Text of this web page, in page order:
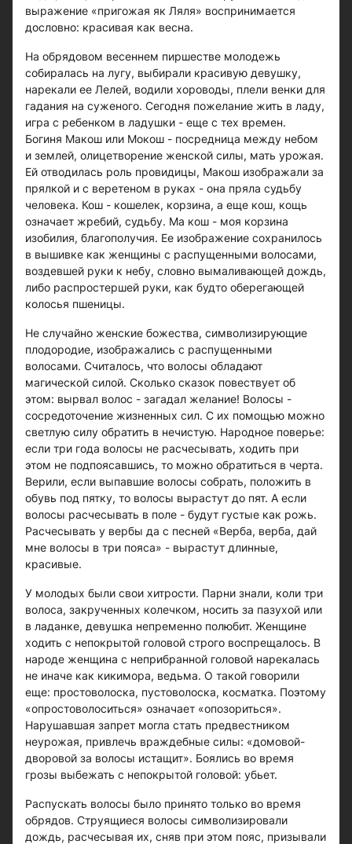
выражение «пригожая як Ляля» воспринимается
дословно: красивая как весна.
На обрядовом весеннем пиршестве молодежь
собиралась на лугу, выбирали красивую девушку,
нарекали ее Лелей, водили хороводы, плели венки для
гадания на суженого. Сегодня пожелание жить в ладу,
игра с ребенком в ладушки - еще с тех времен.
Богиня Макош или Мокош - посредница между небом
и землей, олицетворение женской силы, мать урожая.
Ей отводилась роль провидицы, Макош изображали за
прялкой и с веретеном в руках - она пряла судьбу
человека. Кош - кошелек, корзина, а еще кош, кощь
означает жребий, судьбу. Ма кош - моя корзина
изобилия, благополучия. Ее изображение сохранилось
в вышивке как женщины с распущенными волосами,
воздевшей руки к небу, словно вымаливающей дождь,
либо распростершей руки, как будто оберегающей
колосья пшеницы.
Не случайно женские божества, символизирующие
плодородие, изображались с распущенными
волосами. Считалось, что волосы обладают
магической силой. Сколько сказок повествует об
этом: вырвал волос - загадал желание! Волосы -
сосредоточение жизненных сил. С их помощью можно
светлую силу обратить в нечистую. Народное поверье:
если три года волосы не расчесывать, ходить при
этом не подпоясавшись, то можно обратиться в черта.
Верили, если выпавшие волосы собрать, положить в
обувь под пятку, то волосы вырастут до пят. А если
волосы расчесывать в поле - будут густые как рожь.
Расчесывать у вербы да с песней «Верба, верба, дай
мне волосы в три пояса» - вырастут длинные,
красивые.
У молодых были свои хитрости. Парни знали, коли три
волоса, закрученных колечком, носить за пазухой или
в ладанке, девушка непременно полюбит. Женщине
ходить с непокрытой головой строго воспрещалось. В
народе женщина с неприбранной головой нарекалась
не иначе как кикимора, ведьма. О такой говорили
еще: простоволоска, пустоволоска, косматка. Поэтому
«опростоволоситься» означает «опозориться».
Нарушавшая запрет могла стать предвестником
неурожая, привлечь враждебные силы: «домовой-
дворовой за волосы истащит». Боялись во время
грозы выбежать с непокрытой головой: убьет.
Распускать волосы было принято только во время
обрядов. Струящиеся волосы символизировали
дождь, расчесывая их, сняв при этом пояс, призывали